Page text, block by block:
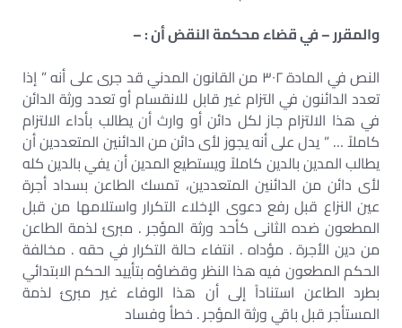
والمقرر – في قضاء محكمة النقض أن : –
النص في المادة ٣٠٢ من القانون المدني قد جرى على أنه ” إذا
تعدد الدائنون في التزام غير قابل للانقسام أو تعدد ورثة الدائن
في هذا الالتزام جاز لكل دائن أو وارث أن يطالب بأداء الالتزام
كاملاً … ” يدل على أنه يجوز لأى دائن من الدائنين المتعددين أن
يطالب المدين بالدين كاملاً ويستطيع المدين أن يفي بالدين كله
لأى دائن من الدائنين المتعددين، تمسك الطاعن بسداد أجرة
عين النزاع قبل رفع دعوى الإخلاء التكرار واستلامها من قبل
المطعون ضده الثانى كأحد ورثة المؤجر . مبرئ لذمة الطاعن
من دين الأجرة . مؤداه . انتفاء حالة التكرار في حقه . مخالفة
الحكم المطعون فيه هذا النظر وقضاؤه بتأييد الحكم الابتدائي
بطرد الطاعن استناداً إلى أن هذا الوفاء غير مبرئ لذمة
المستأجر قبل باقي ورثة المؤجر . خطأ وفساد